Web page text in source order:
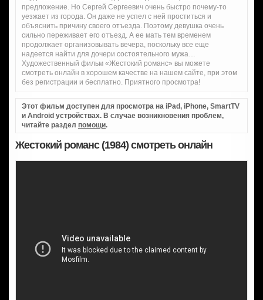
предложение. Но Сергей Сергеевич очень быстро почему-то
уезжает из города. Он даже не успел с ней проститься и
объяснить причину своего отъезда. Поэтому девушка очень
сильно переживает его отъезд. А ее мать тем временем
продолжает организовывать вечера, поскольку все еще
надеется найти для дочери состоятельного мужа…
Художественный фильм «Жестокий романс» вы можете
смотреть онлайн в хорошем качестве на нашем сайте, при этом
без регистрации и бесплатно. Приятного просмотра!
Этот фильм доступен для просмотра на iPad, iPhone, SmartTV
и Android устройствах. В случае возникновения проблем,
читайте раздел помощи.
Жестокий романс (1984) смотреть онлайн